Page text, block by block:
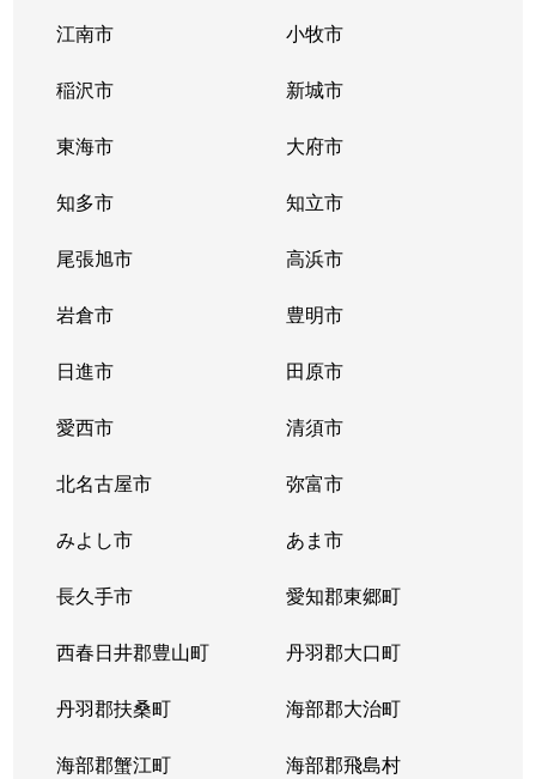
江南市 小牧市
稲沢市 新城市
東海市 大府市
知多市 知立市
尾張旭市 高浜市
岩倉市 豊明市
日進市 田原市
愛西市 清須市
北名古屋市 弥富市
みよし市 あま市
長久手市 愛知郡東郷町
西春日井郡豊山町 丹羽郡大口町
丹羽郡扶桑町 海部郡大治町
海部郡蟹江町 海部郡飛島村